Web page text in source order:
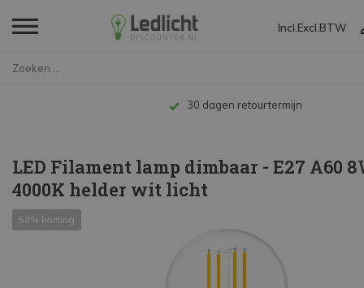
Incl. Excl. BTW
Tot 10 jaar garantie
LED Filament lamp dimbaar - E27 A60
4000K helder wit licht
58% korting